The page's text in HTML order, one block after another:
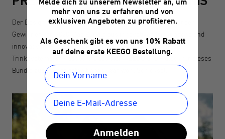
Der Design- und Innovationspreisträger von 2019 trifft auf den
Gewinner von 2020: Das Bundle aus innovativer Trinkflasche und
innovativem Flaschenhalter vereint die beiden besten
Trinksysteme im Radsport. Dass sich KEEGO und Fidlock für dieses
Bundle zusammengetan haben, war wohl Schicksal.
Melde dich zu unserem Newsletter an, um
mehr von uns zu erfahren und von
exklusiven Angeboten zu profitieren.
Als Geschenk gibt es von uns 10% Rabatt
auf deine erste KEEGO Bestellung.
Anmelden